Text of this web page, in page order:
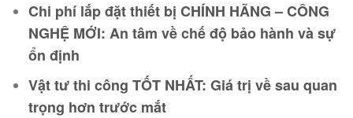
Chi phí lắp đặt thiết bị CHÍNH HÃNG – CÔNG
NGHỆ MỚI: An tâm về chế độ bảo hành và sự
ổn định
Vật tư thi công TỐT NHẤT: Giá trị về sau quan
trọng hơn trước mắt